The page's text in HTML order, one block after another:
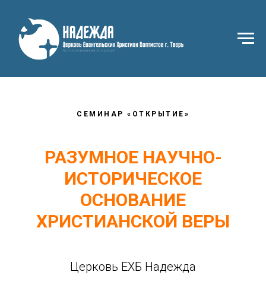
СЕМИНАР «ОТКРЫТИЕ»
РАЗУМНОЕ НАУЧНО-
ИСТОРИЧЕСКОЕ
ОСНОВАНИЕ
ХРИСТИАНСКОЙ ВЕРЫ
Церковь ЕХБ Надежда